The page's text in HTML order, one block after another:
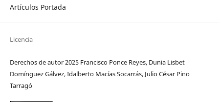
Artículos Portada
Licencia
Derechos de autor 2025 Francisco Ponce Reyes, Dunia Lisbet
Domínguez Gálvez, Idalberto Macías Socarrás, Julio César Pino
Tarragó